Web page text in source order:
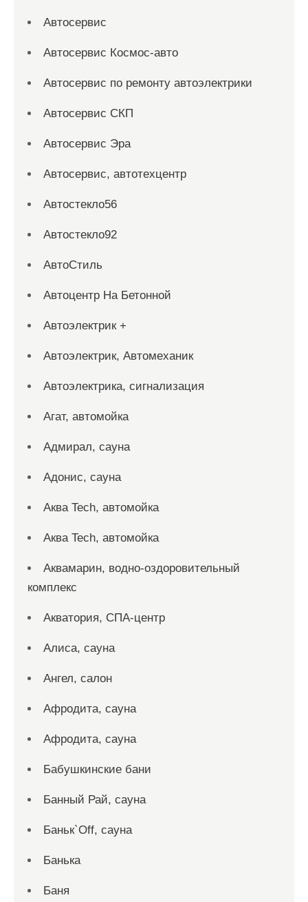
Автосервис
Автосервис Космос-авто
Автосервис по ремонту автоэлектрики
Автосервис СКП
Автосервис Эра
Автосервис, автотехцентр
Автостекло56
Автостекло92
АвтоСтиль
Автоцентр На Бетонной
Автоэлектрик +
Автоэлектрик, Автомеханик
Автоэлектрика, сигнализация
Агат, автомойка
Адмирал, сауна
Адонис, сауна
Аква Tech, автомойка
Аква Tech, автомойка
Аквамарин, водно-оздоровительный
комплекс
Акватория, СПА-центр
Алиса, сауна
Ангел, салон
Афродита, сауна
Афродита, сауна
Бабушкинские бани
Банный Рай, сауна
Баньк`Off, сауна
Банька
Баня